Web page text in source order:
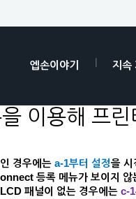
엡손이야기 지속
이용해 프린
경우에는 a-1부터 설정을 시
등록 메뉴가 보이지 않
패널이 없는 경우에는 c-1